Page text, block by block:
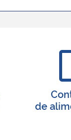
de